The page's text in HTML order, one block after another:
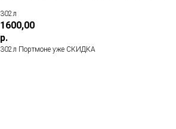
302л
1600,00
р.
302л Портмоне уже СКИДКА